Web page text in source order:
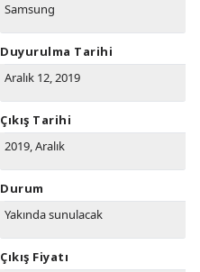
Samsung
Duyurulma Tarihi
Aralık 12, 2019
Çıkış Tarihi
2019, Aralık
Durum
Yakında sunulacak
Çıkış Fiyatı